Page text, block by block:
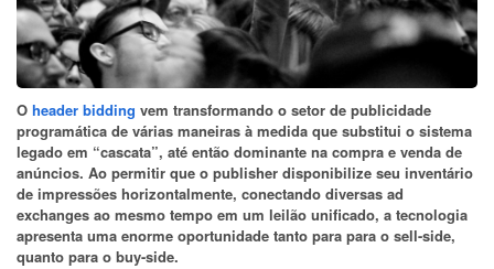
O header bidding vem transformando o setor de publicidade
programática de várias maneiras à medida que substitui o sistema
legado em “cascata”, até então dominante na compra e venda de
anúncios. Ao permitir que o publisher disponibilize seu inventário
de impressões horizontalmente, conectando diversas ad
exchanges ao mesmo tempo em um leilão unificado, a tecnologia
apresenta uma enorme oportunidade tanto para para o sell-side,
quanto para o buy-side.